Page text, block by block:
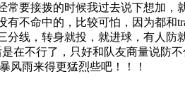
要接拨的时候我过去说下想加
不命中的，比较可怕，因为都
线，转身就投，就进球，有人
在不行了，只好和队友商量说防
雨来得更猛烈些吧！！！